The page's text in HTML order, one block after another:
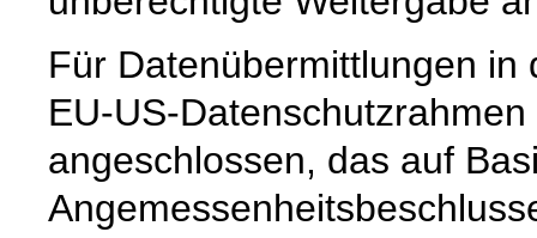
Für Datenübermittlungen in
EU-US-
angeschlossen, das auf